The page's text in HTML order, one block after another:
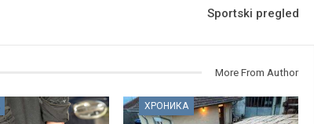
Sportski pregled
More From Author
ХРОНИКА